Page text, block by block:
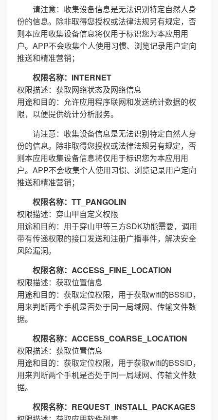
请注意：收集设备信息是无法识别特定自然人身
份的信息。除非取得您授权或法律法规另有规定，否
则本应用收集设备信息将仅用于标识您为本应用用
户。APP不会收集个人使用习惯、浏览记录用户定向
推送和精准营销；
权限名称：INTERNET
权限描述：获取网络状态及网络信息
用途和目的：允许应用程序联网和发送统计数据的权
限，以便提供统计分析服务。
请注意：收集设备信息是无法识别特定自然人身
份的信息。除非取得您授权或法律法规另有规定，否
则本应用收集设备信息将仅用于标识您为本应用用
户。APP不会收集个人使用习惯、浏览记录用户定向
推送和精准营销；
权限名称：TT_PANGOLIN
权限描述：穿山甲自定义权限
用途和目的：用于穿山甲等三方SDK功能需要，调用
带有传递权限的接口发送和注册广播事件，解决安全
风险漏洞。
权限名称：ACCESS_FINE_LOCATION
权限描述：获取位置信息
用途和目的：获取定位权限，用于获取wifi的BSSID，
用来判断两个手机是否处于同一局域网、传输文件数
据。
权限名称：ACCESS_COARSE_LOCATION
权限描述：获取位置信息
用途和目的：获取定位权限，用于获取wifi的BSSID，
用来判断两个手机是否处于同一局域网、传输文件数
据。
权限名称：REQUEST_INSTALL_PACKAGES